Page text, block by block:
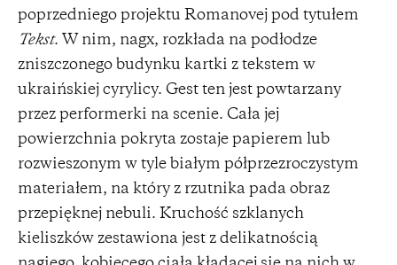
poprzedniego projektu Romanovej pod tytułem
Tekst. W nim, nagx, rozkłada na podłodze
zniszczonego budynku kartki z tekstem w
ukraińskiej cyrylicy. Gest ten jest powtarzany
przez performerki na scenie. Cała jej
powierzchnia pokryta zostaje papierem lub
rozwieszonym w tyle białym półprzezroczystym
materiałem, na który z rzutnika pada obraz
przepięknej nebuli. Kruchość szklanych
kieliszków zestawiona jest z delikatnością